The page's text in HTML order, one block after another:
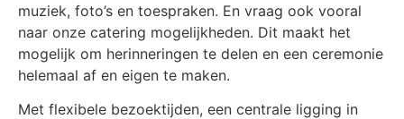
muziek, foto’s en toespraken. En vraag ook vooral
naar onze catering mogelijkheden. Dit maakt het
mogelijk om herinneringen te delen en een ceremonie
helemaal af en eigen te maken.
Met flexibele bezoektijden, een centrale ligging in